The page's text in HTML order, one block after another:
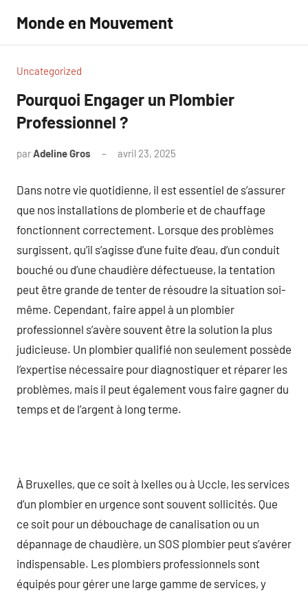
contenu
Monde en Mouvement
Uncategorized
Pourquoi Engager un Plombier
Professionnel ?
parAdeline Gros avril 23, 2025
Dans notre vie quotidienne, il est essentiel de s’assurer
que nos installations de plomberie et de chauffage
fonctionnent correctement. Lorsque des problèmes
surgissent, qu’il s’agisse d’une fuite d’eau, d’un conduit
bouché ou d’une chaudière défectueuse, la tentation
peut être grande de tenter de résoudre la situation soi-
même. Cependant, faire appel à un plombier
professionnel s’avère souvent être la solution la plus
judicieuse. Un plombier qualifié non seulement possède
l’expertise nécessaire pour diagnostiquer et réparer les
problèmes, mais il peut également vous faire gagner du
temps et de l’argent à long terme.
À Bruxelles, que ce soit à Ixelles ou à Uccle, les services
d’un plombier en urgence sont souvent sollicités. Que
ce soit pour un débouchage de canalisation ou un
dépannage de chaudière, un SOS plombier peut s’avérer
indispensable. Les plombiers professionnels sont
équipés pour gérer une large gamme de services, y